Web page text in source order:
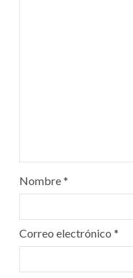
Nombre*
Correo electrónico *